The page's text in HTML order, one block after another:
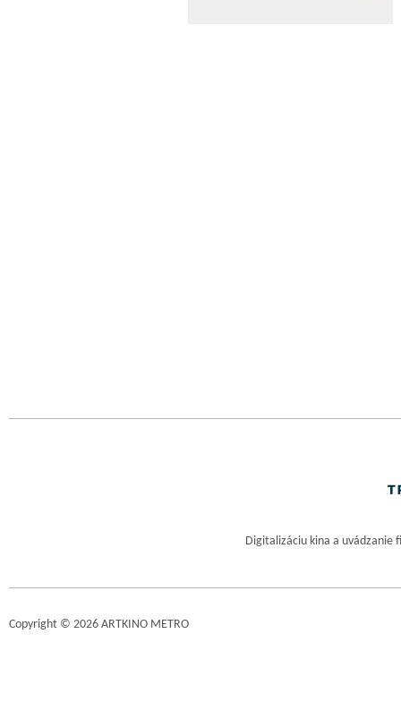
Digitalizáciu kina a uvádzanie
Copyright © 2026 ARTKINO METRO